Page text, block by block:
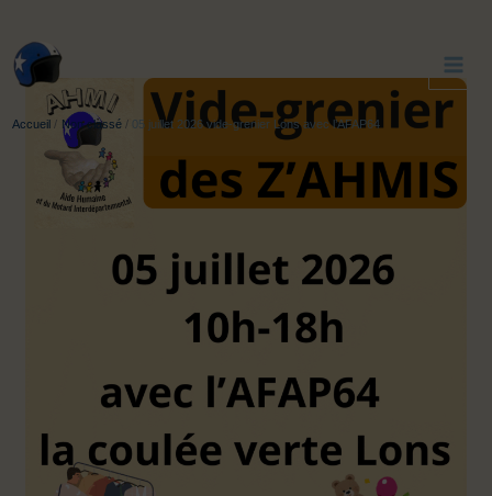
au
contenu
Accueil Non classé 05 juillet 2026 vide-grenier Lons avec l’AFAP64